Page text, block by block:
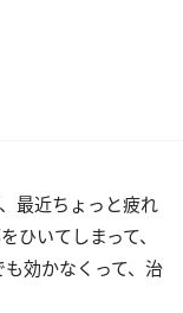
最近ちょっと疲れ
ひいてしまって、
効かなくって、治